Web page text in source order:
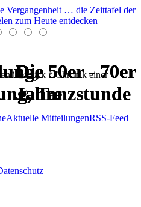
Vergangenheit … die Zeittafel der
zum Heute entdecken
* Chronik einer
Aktuelle MitteilungenRSS-Feed
Die 50er - 70er
Jahre
Tanzstunde
Die 50er - 70er
Jahre
Die 50er - 70er
Jahre
Tanzstunde
Die 50er - 70er
Jahre